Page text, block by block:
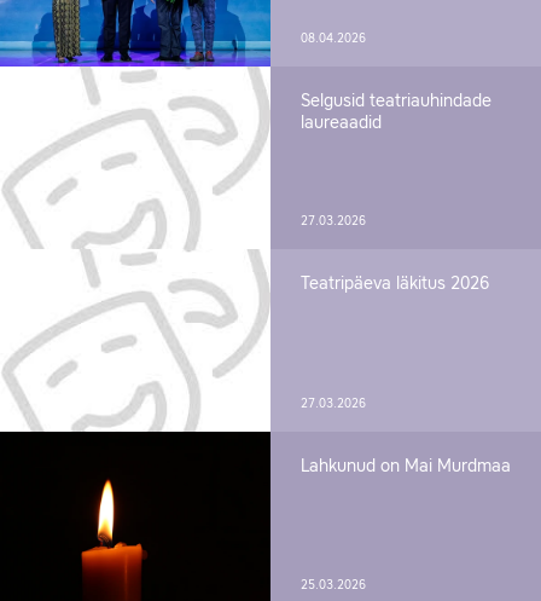
08.04.2026
Selgusid teatriauhindade
laureaadid
27.03.2026
Teatripäeva läkitus 2026
27.03.2026
Lahkunud on Mai Murdmaa
25.03.2026